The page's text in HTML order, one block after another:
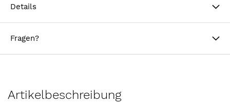
Details
Fragen?
Artikelbeschreibung